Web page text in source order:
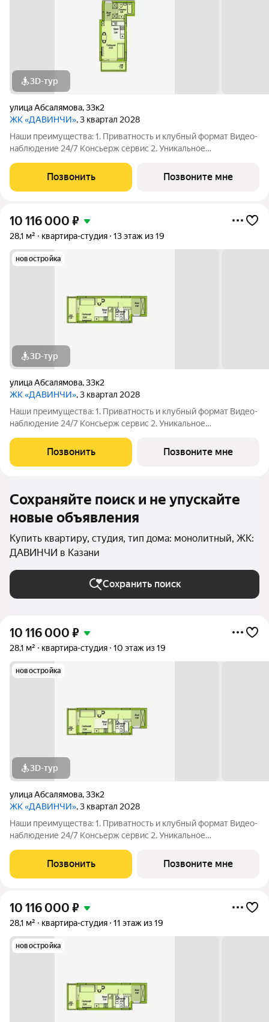
3D-тур
улица Абсалямова,33к2
ЖК «ДАВИНЧИ», 3 квартал 2028
Наши преимущества: 1. Приватность и клубный формат Видео-
наблюдение 24/7 Консьерж сервис 2. Уникальное
этаже Библиотека Спортивная зона Детский уголок 3.
Комфортный паркинг Закрытый паркинг на 1
Позвонить Позвоните мне
10 116 000 ₽
28,1 м² квартира-студия 13 этаж из 19
новостройка
3D-тур
улица Абсалямова,33к2
ЖК «ДАВИНЧИ», 3 квартал 2028
Наши преимущества: 1. Приватность и клубный формат Видео-
наблюдение 24/7 Консьерж сервис 2. Уникальное
этаже Библиотека Спортивная зона Детский уголок 3.
Комфортный паркинг Закрытый паркинг на 1
Позвонить Позвоните мне
Сохраняйте поиск и не упускайте
новые объявления
Купить квартиру, студия, тип дома: монолитный, ЖК:
ДАВИНЧИ в Казани
Сохранить поиск
10 116 000 ₽
28,1 м² квартира-студия 10 этаж из 19
новостройка
3D-тур
улица Абсалямова,33к2
ЖК «ДАВИНЧИ», 3 квартал 2028
Наши преимущества: 1. Приватность и клубный формат Видео-
наблюдение 24/7 Консьерж сервис 2. Уникальное
этаже Библиотека Спортивная зона Детский уголок 3.
Комфортный паркинг Закрытый паркинг на 1
Позвонить Позвоните мне
10 116 000 ₽
28,1 м² квартира-студия 11 этаж из 19
новостройка